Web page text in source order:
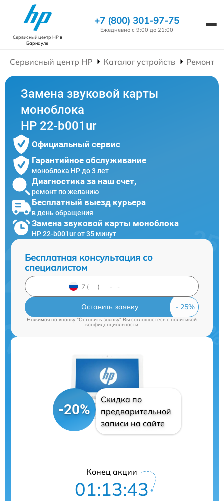
Сервисный центр HPв
Барнауле
+7 (800) 301-97-75
Ежедневно с 9:00 до 21:00
Сервисный центр HP Каталог устройств Ремонт
Замена звуковой карты
моноблока
HP 22-b001ur
Официальный сервис
Гарантийное обслуживание
моноблока HP до 3 лет
Диагностика за наш счет,
ремонт по желанию
Бесплатный выезд курьера
в день обращения
Замена звуковой карты моноблока
HP 22-b001ur от 35 минут
Бесплатная консультация со
специалистом
Оставить заявку
Нажимая на кнопку "Оставить заявку" Вы соглашаетесь cполитикой
конфиденциальности
-20%
Скидка по
предварительной
записи на сайте
Конец акции
01:13:41